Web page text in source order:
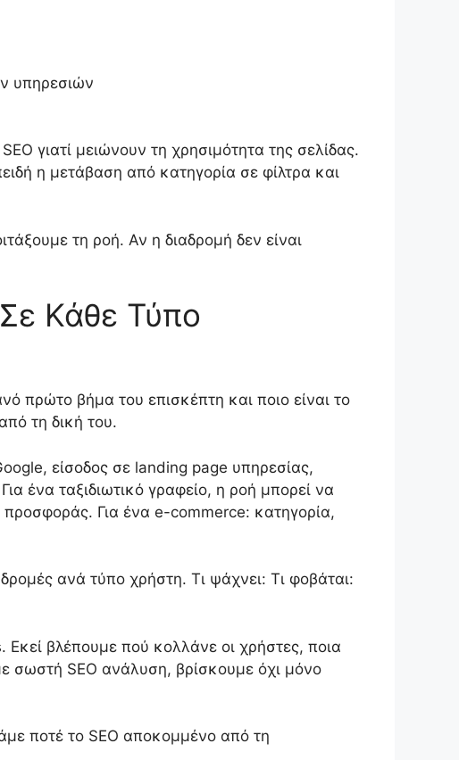
υπηρεσιών
γιατί μειώνουν τη χρησιμότητα της σελίδας.
η μετάβαση από κατηγορία σε φίλτρα και
τη ροή. Αν η διαδρομή δεν είναι
Κάθε Τύπο
πρώτο βήμα του επισκέπτη και ποιο είναι το
τη δική του.
είσοδος σε landing page υπηρεσίας,
ένα ταξιδιωτικό γραφείο, η ροή μπορεί να
Για ένα e-commerce: κατηγορία,
ανά τύπο χρήστη. Τι ψάχνει: Τι φοβάται:
βλέπουμε πού κολλάνε οι χρήστες, ποια
σωστή SEO ανάλυση, βρίσκουμε όχι μόνο
ποτέ το SEO αποκομμένο από τη